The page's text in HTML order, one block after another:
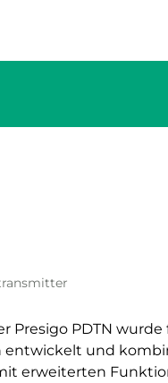
des
Presigo PDTN wurde
und
erweiterten